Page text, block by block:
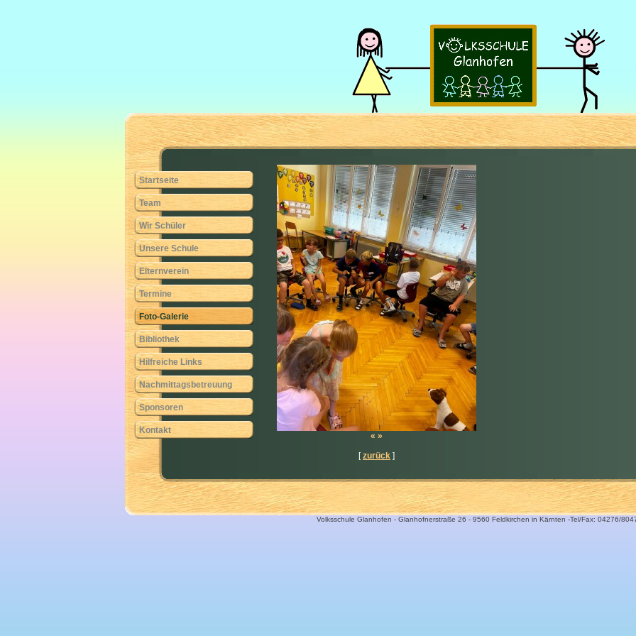
Startseite
Team
Wir Schüler
Unsere Schule
Elternverein
Termine
Foto-Galerie
Bibliothek
Hilfreiche Links
Nachmittagsbetreuung
Sponsoren
Kontakt
« »
[zurück ]
Volksschule Glanhofen - Glanhofnerstraße 26 - 9560 Feldkirchen in Kärnten -Tel/Fax: 04276/